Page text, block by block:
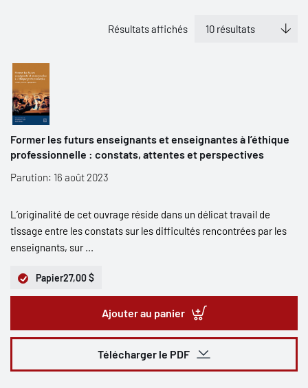
Résultats affichés
Former les futurs enseignants et enseignantes à l’éthique
professionnelle : constats, attentes et perspectives
Parution: 16 août 2023
L’originalité de cet ouvrage réside dans un délicat travail de
tissage entre les constats sur les difficultés rencontrées par les
enseignants, sur ...
Papier27,00 $
Ajouter au panier
Télécharger le PDF